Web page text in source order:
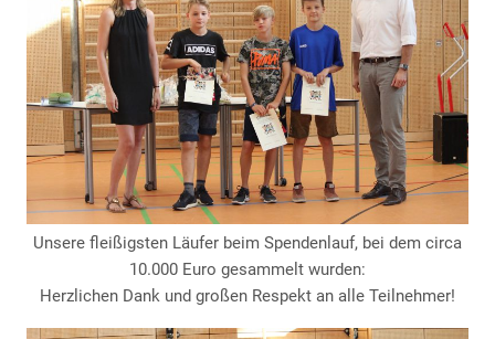
Unsere fleißigsten Läufer beim Spendenlauf, bei dem circa
10.000 Euro gesammelt wurden:
Herzlichen Dank und großen Respekt an alle Teilnehmer!